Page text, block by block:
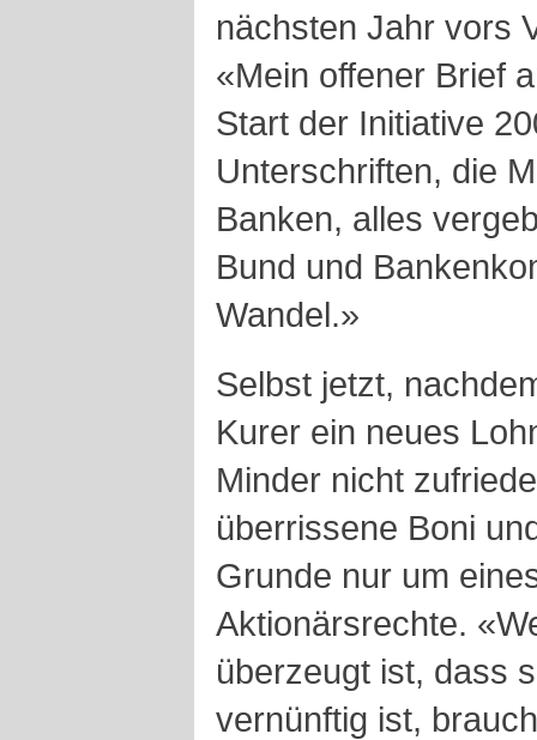
nächsten Jahr vors
«Mein offener Brief
Start der Initiative
Unterschriften, die
Banken, alles
Bund und
Wandel.»
Selbst jetzt,
Kurer ein neues
Minder nicht
überrissene Boni
Grunde nur um
Aktionärsrechte.
überzeugt ist, dass
vernünftig ist,